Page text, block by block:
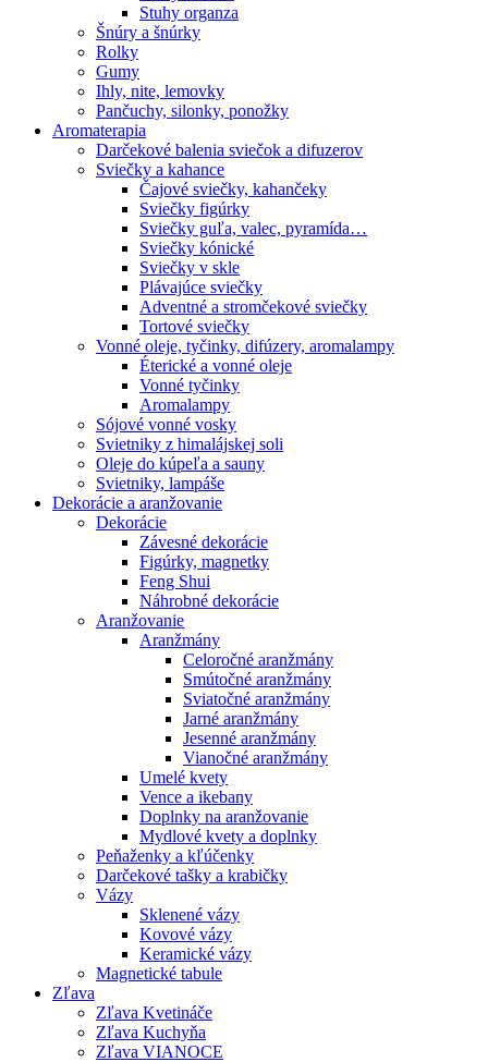
Stuhy organza
Šnúry a šnúrky
Rolky
Gumy
Ihly, nite, lemovky
Pančuchy, silonky, ponožky
Aromaterapia
Darčekové balenia sviečok a difuzerov
Sviečky a kahance
Čajové sviečky, kahančeky
Sviečky figúrky
Sviečky guľa, valec, pyramída…
Sviečky kónické
Sviečky v skle
Plávajúce sviečky
Adventné a stromčekové sviečky
Tortové sviečky
Vonné oleje, tyčinky, difúzery, aromalampy
Éterické a vonné oleje
Vonné tyčinky
Aromalampy
Sójové vonné vosky
Svietniky z himalájskej soli
Oleje do kúpeľa a sauny
Svietniky, lampáše
Dekorácie a aranžovanie
Dekorácie
Závesné dekorácie
Figúrky, magnetky
Feng Shui
Náhrobné dekorácie
Aranžovanie
Aranžmány
Celoročné aranžmány
Smútočné aranžmány
Sviatočné aranžmány
Jarné aranžmány
Jesenné aranžmány
Vianočné aranžmány
Umelé kvety
Vence a ikebany
Doplnky na aranžovanie
Mydlové kvety a doplnky
Peňaženky a kľúčenky
Darčekové tašky a krabičky
Vázy
Sklenené vázy
Kovové vázy
Keramické vázy
Magnetické tabule
Zľava
Zľava Kvetináče
Zľava Kuchyňa
Zľava VIANOCE